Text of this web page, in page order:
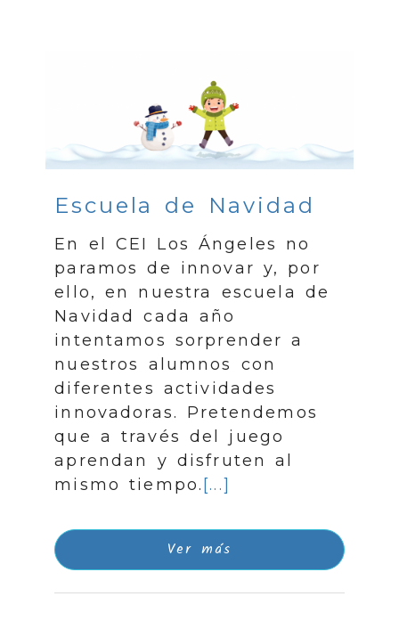
Escuela de Navidad
En el CEI Los Ángeles no
paramos de innovar y, por
ello, en nuestra escuela de
Navidad cada año
intentamos sorprender a
nuestros alumnos con
diferentes actividades
innovadoras. Pretendemos
que a través del juego
aprendan y disfruten al
mismo tiempo. [...]
Ver más